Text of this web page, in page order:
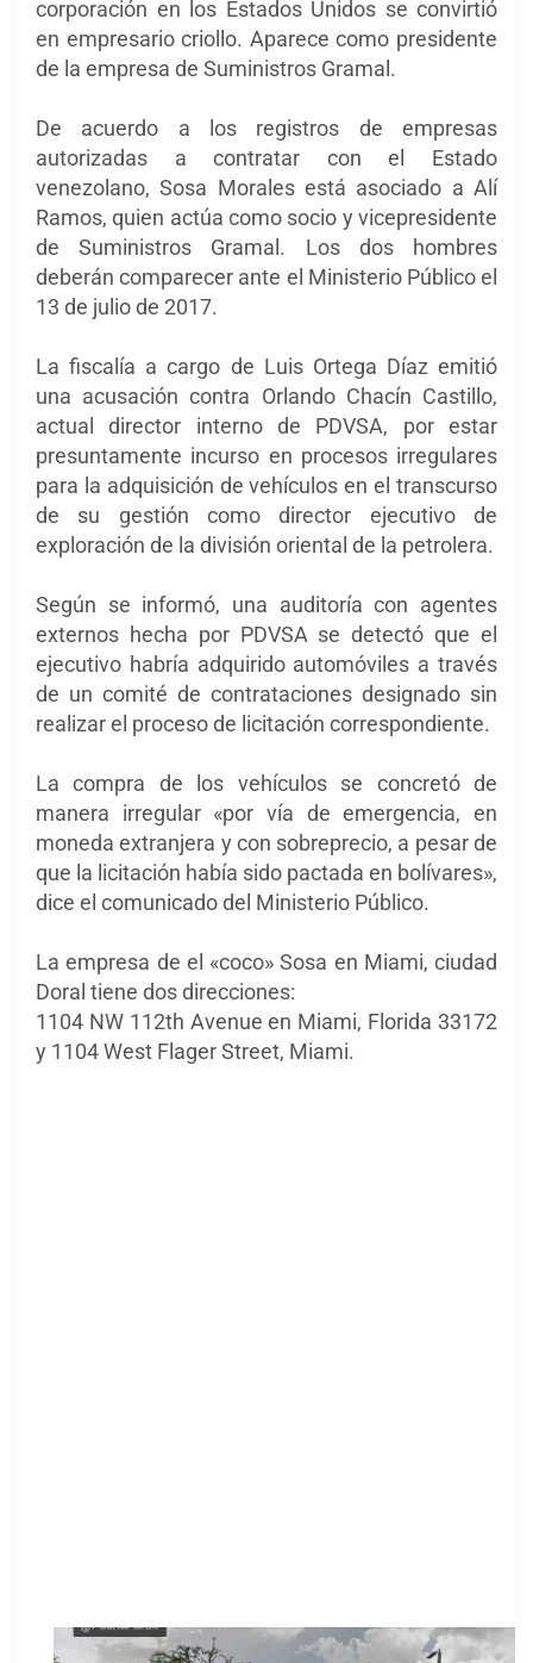
corporación en los Estados Unidos se convirtió
en empresario criollo. Aparece como presidente
de la empresa de Suministros Gramal.
De acuerdo a los registros de empresas
autorizadas a contratar con el Estado
venezolano, Sosa Morales está asociado a Alí
Ramos, quien actúa como socio y vicepresidente
de Suministros Gramal. Los dos hombres
deberán comparecer ante el Ministerio Público el
13 de julio de 2017.
La fiscalía a cargo de Luis Ortega Díaz emitió
una acusación contra Orlando Chacín Castillo,
actual director interno de PDVSA, por estar
presuntamente incurso en procesos irregulares
para la adquisición de vehículos en el transcurso
de su gestión como director ejecutivo de
exploración de la división oriental de la petrolera.
Según se informó, una auditoría con agentes
externos hecha por PDVSA se detectó que el
ejecutivo habría adquirido automóviles a través
de un comité de contrataciones designado sin
realizar el proceso de licitación correspondiente.
La compra de los vehículos se concretó de
manera irregular «por vía de emergencia, en
moneda extranjera y con sobreprecio, a pesar de
que la licitación había sido pactada en bolívares»,
dice el comunicado del Ministerio Público.
La empresa de el «coco» Sosa en Miami, ciudad
Doral tiene dos direcciones:
1104 NW 112th Avenue en Miami, Florida 33172
y 1104 West Flager Street, Miami.